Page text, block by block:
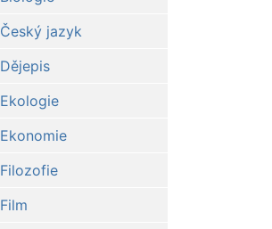
Český jazyk
Dějepis
Ekologie
Ekonomie
Filozofie
Film